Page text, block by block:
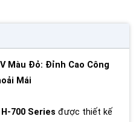
Màu Đỏ: Đỉnh Cao Công
Mái
700 Series được thiết kế